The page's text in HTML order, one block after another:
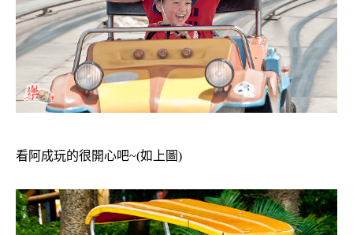
看阿成玩的很開心吧~(如上圖)